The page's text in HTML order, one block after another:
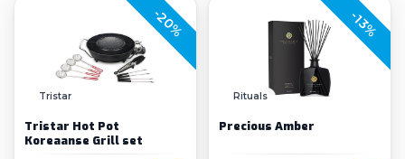
-20%
Tristar
Tristar Hot Pot
Koreaanse Grill set
-13%
Rituals
Precious Amber